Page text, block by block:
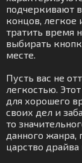
подчеркивают
концов, легкое
тратить время
выбирать
месте.
Пусть вас не
легкостью.
для хорошего
своих дел и
то
данного жанра,
царство